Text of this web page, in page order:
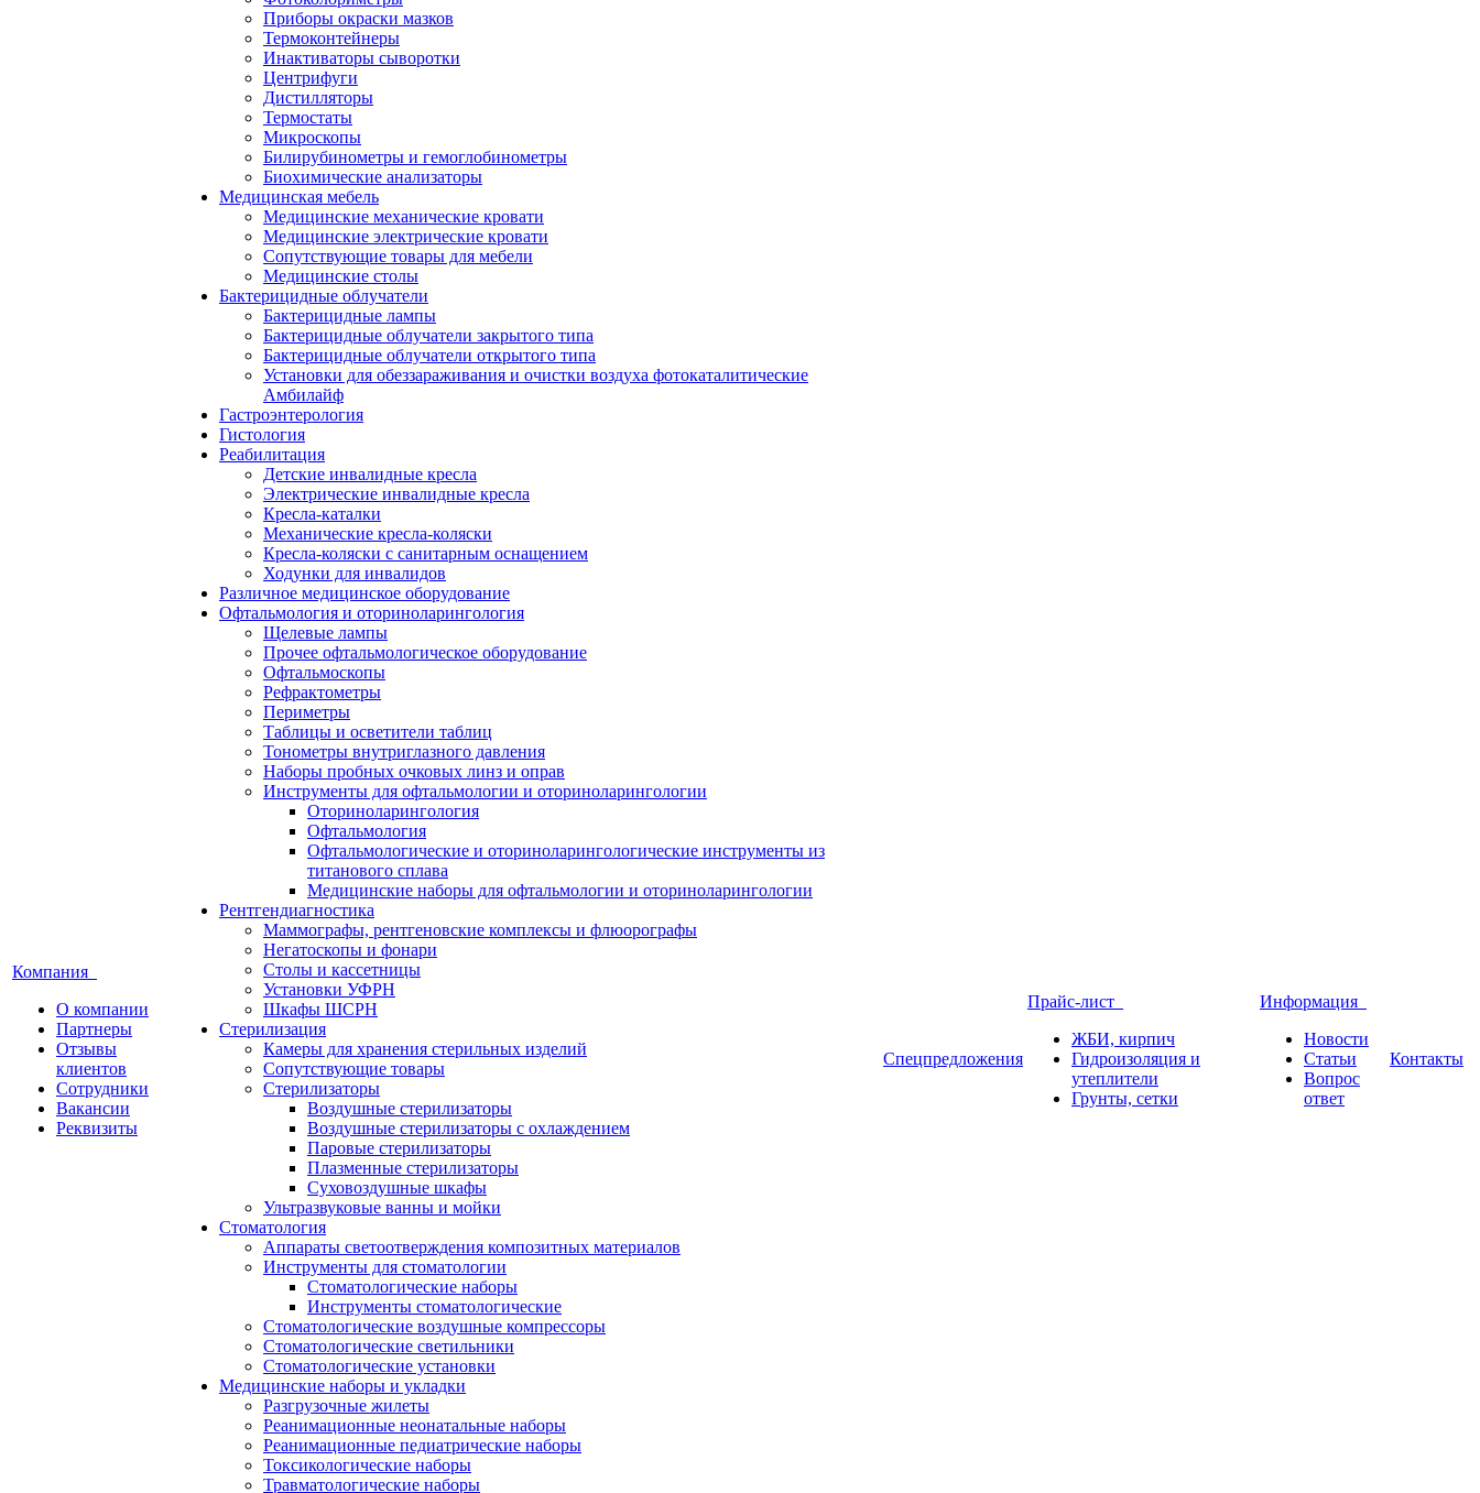
Компания
О компании
Партнеры
Отзывы
клиентов
Сотрудники
Вакансии
Реквизиты
Приборы окраски мазков
Термоконтейнеры
Инактиваторы сыворотки
Центрифуги
Дистилляторы
Термостаты
Микроскопы
Билирубинометры и гемоглобинометры
Биохимические анализаторы
Медицинская мебель
Медицинские механические кровати
Медицинские электрические кровати
Сопутствующие товары для мебели
Медицинские столы
Бактерицидные облучатели
Бактерицидные лампы
Бактерицидные облучатели закрытого типа
Бактерицидные облучатели открытого типа
Установки для обеззараживания и очистки воздуха фотокаталитические
Амбилайф
Гастроэнтерология
Гистология
Реабилитация
Детские инвалидные кресла
Электрические инвалидные кресла
Кресла-каталки
Механические кресла-коляски
Кресла-коляски с санитарным оснащением
Ходунки для инвалидов
Различное медицинское оборудование
Офтальмология и оториноларингология
Щелевые лампы
Прочее офтальмологическое оборудование
Офтальмоскопы
Рефрактометры
Периметры
Таблицы и осветители таблиц
Тонометры внутриглазного давления
Наборы пробных очковых линз и оправ
Инструменты для офтальмологии и оториноларингологии
Оториноларингология
Офтальмология
Офтальмологические и оториноларингологические инструменты из
титанового сплава
Медицинские наборы для офтальмологии и оториноларингологии
Рентгендиагностика
Маммографы, рентгеновские комплексы и флюорографы
Негатоскопы и фонари
Столы и кассетницы
Установки УФРН
Шкафы ШСРН
Стерилизация
Камеры для хранения стерильных изделий
Сопутствующие товары
Стерилизаторы
Воздушные стерилизаторы
Воздушные стерилизаторы с охлаждением
Паровые стерилизаторы
Плазменные стерилизаторы
Суховоздушные шкафы
Ультразвуковые ванны и мойки
Стоматология
Аппараты светоотверждения композитных материалов
Инструменты для стоматологии
Стоматологические наборы
Инструменты стоматологические
Стоматологические воздушные компрессоры
Стоматологические светильники
Стоматологические установки
Медицинские наборы и укладки
Разгрузочные жилеты
Реанимационные неонатальные наборы
Реанимационные педиатрические наборы
Токсикологические наборы
Травматологические наборы
Спецпредложения
Прайс-лист
ЖБИ, кирпич
Гидроизоляция и
утеплители
Грунты, сетки
Информация
Новости
Статьи
Вопрос
ответ
Контакты